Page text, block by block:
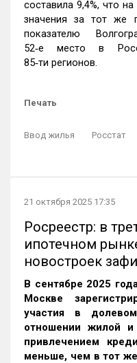
составила 9,4%, что
значения за тот же
показателю
52‑е место в
85‑ти регионов.
Печать
Ввод жилья Росстат
21 октября 2025 17:35
Росреестр: в
ипотечном
новостроек
В сентябре 2025
Москве
участия в
отношении жилой
привлечением
меньше, чем в тот